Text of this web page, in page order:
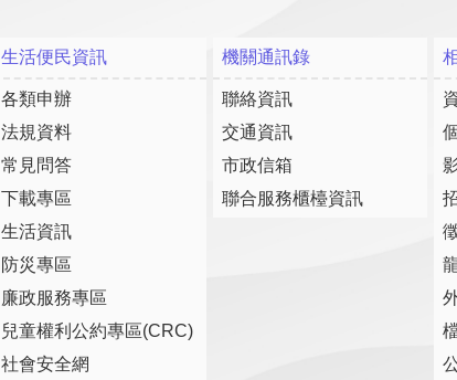
生活便民資訊
各類申辦
法規資料
常見問答
下載專區
生活資訊
防災專區
廉政服務專區
兒童權利公約專區(CRC)
社會安全網
機關通訊錄
聯絡資訊
交通資訊
市政信箱
聯合服務櫃檯資訊